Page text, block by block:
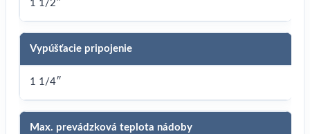
1 1/2″
Vypúšťacie pripojenie
1 1/4″
Max. prevádzková teplota nádoby